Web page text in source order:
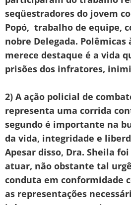
seqüestradores do jovem
Popó, trabalho de equipe,
nobre Delegada. Polêmicas
merece destaque é a vida
prisões dos infratores,
2) A ação policial de
representa uma corrida
segundo é importante na
da vida, integridade e
Apesar disso, Dra. Sheila
atuar, não obstante tal
conduta em conformidade
as representações